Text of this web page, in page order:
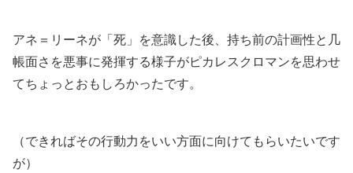
アネ＝リーネが「死」を意識した後、持ち前の計画性と几
帳面さを悪事に発揮する様子がピカレスクロマンを思わせ
てちょっとおもしろかったです。
（できればその行動力をいい方面に向けてもらいたいです
が）